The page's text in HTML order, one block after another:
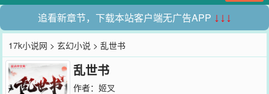
追看新章节，下载本站客户端无广告APP ↓↓↓
17k小说网 >玄幻小说 > 乱世书
乱世书
作者： 姬叉